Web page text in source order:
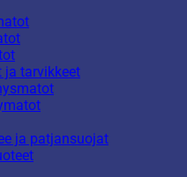
ja tarvikkeet
ja patjansuojat